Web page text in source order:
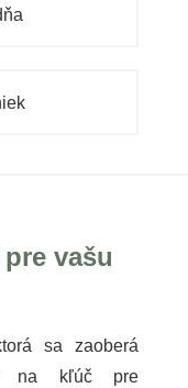
vašu
sa zaoberá
na kľúč pre